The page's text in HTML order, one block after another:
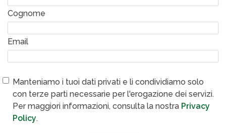
Cognome
Email
Manteniamo i tuoi dati privati e li condividiamo solo
con terze parti necessarie per l'erogazione dei servizi.
Per maggiori informazioni, consulta la nostra Privacy
Policy.